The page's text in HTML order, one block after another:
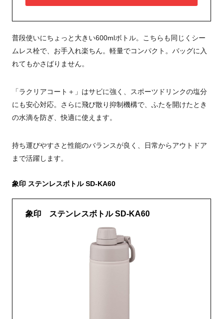
普段使いにちょっと大きい600mlボトル。こちらも同じくシー
ムレス栓で、お手入れ楽ちん。軽量でコンパクト。バッグに入
れてもかさばりません。
「ラクリアコート＋」はサビに強く、スポーツドリンクの塩分
にも安心対応。さらに飛び散り抑制機構で、ふたを開けたとき
の水滴を防ぎ、快適に使えます。
持ち運びやすさと性能のバランスが良く、日常からアウトドア
まで活躍します。
象印 ステンレスボトル SD-KA60
象印 ステンレスボトル SD-KA60